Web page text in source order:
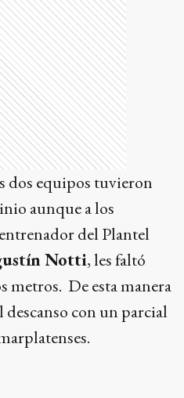
dos equipos tuvieron
aunque a los
del Plantel
Notti, les faltó
metros. De esta manera
con un parcial